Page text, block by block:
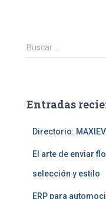
B
u
r
Buscar …
Entradas
Directorio:
El arte de enviar
selección y estilo
ERP para